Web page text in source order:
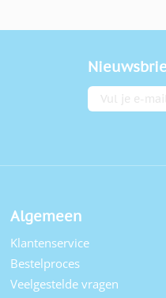
E-mailadres
Algemeen
Klantenservice
Bestelproces
Veelgestelde vragen